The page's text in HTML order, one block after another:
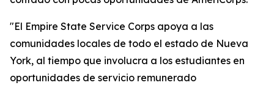
"El Empire State Service Corps apoya a las
comunidades locales de todo el estado de Nueva
York, al tiempo que involucra a los estudiantes en
oportunidades de servicio remunerado